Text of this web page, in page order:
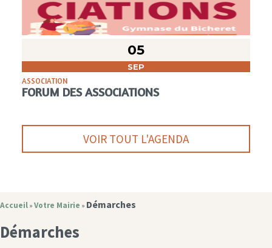
05
SEP
ASSOCIATION
FORUM DES ASSOCIATIONS
VOIR TOUT L'AGENDA
Accueil » Votre Mairie » Démarches
Démarches